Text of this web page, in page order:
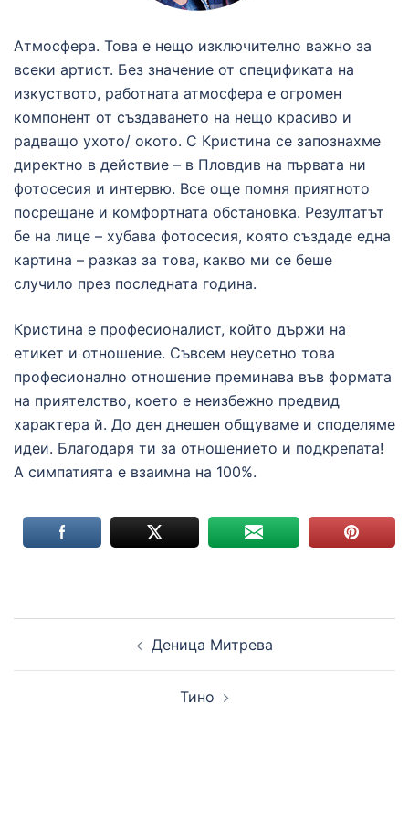
Атмосфера. Това е нещо изключително важно за
всеки артист. Без значение от спецификата на
изкуството, работната атмосфера е огромен
компонент от създаването на нещо красиво и
радващо ухото/ окото. С Кристина се запознахме
директно в действие – в Пловдив на първата ни
фотосесия и интервю. Все още помня приятното
посрещане и комфортната обстановка. Резултатът
бе на лице – хубава фотосесия, която създаде една
картина – разказ за това, какво ми се беше
случило през последната година.
Кристина е професионалист, който държи на
етикет и отношение. Съвсем неусетно това
професионално отношение преминава във формата
на приятелство, което е неизбежно предвид
характера й. До ден днешен общуваме и споделяме
идеи. Благодаря ти за отношението и подкрепата!
А симпатията е взаимна на 100%.
Деница Митрева
Тино